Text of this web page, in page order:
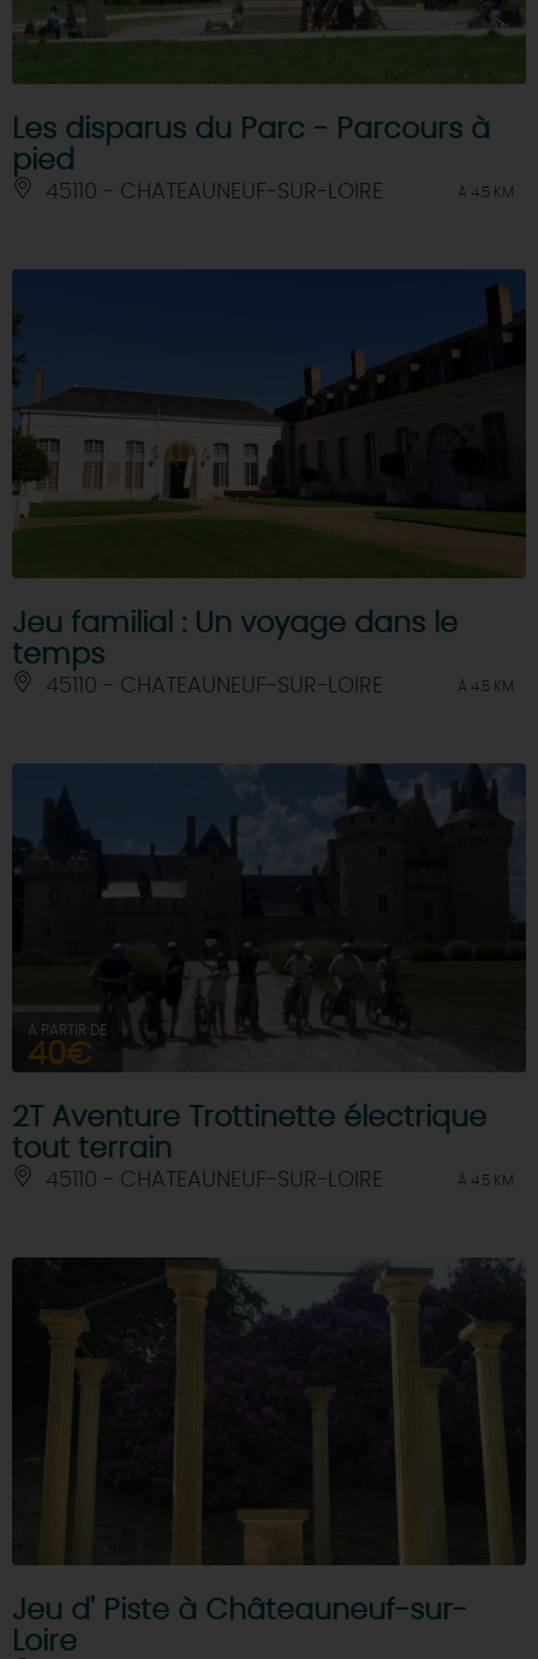
Les disparus du Parc - Parcours à
pied
45110 - CHATEAUNEUF-SUR-LOIRE À 4.5 KM
Jeu familial : Un voyage dans le
temps
45110 - CHATEAUNEUF-SUR-LOIRE À 4.5 KM
À PARTIR DE
40€
2T Aventure Trottinette électrique
tout terrain
45110 - CHATEAUNEUF-SUR-LOIRE À 4.5 KM
Jeu d' Piste à Châteauneuf-sur-
Loire